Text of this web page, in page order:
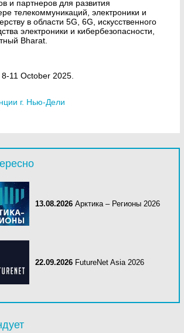
и партнеров для развития
телекоммуникаций, электроники и
в области 5G, 6G, искусственного
электроники и кибербезопасности,
Bharat.
11 October 2025.
г. Нью-Дели
13.08.2026 Арктика – Регионы 2026
22.09.2026 FutureNet Asia 2026